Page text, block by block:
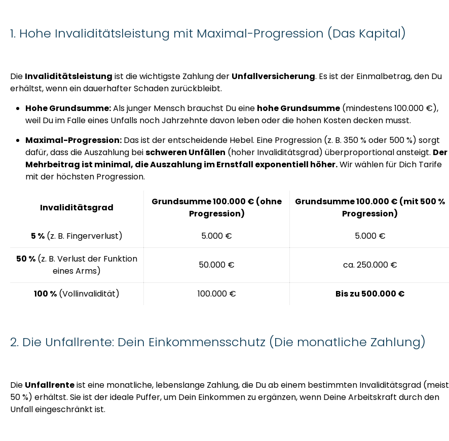
1. Hohe Invaliditätsleistung mit Maximal-Progression (Das Kapital)
Die Invaliditätsleistung ist die wichtigste Zahlung der Unfallversicherung. Es ist der Einmalbetrag, den Du
erhältst, wenn ein dauerhafter Schaden zurückbleibt.
Hohe Grundsumme:Als junger Mensch brauchst Du eine hohe Grundsumme (mindestens 100.000 €),
weil Du im Falle eines Unfalls noch Jahrzehnte davon leben oder die hohen Kosten decken musst.
Maximal-Progression: Das ist der entscheidende Hebel. Eine Progression (z. B. 350 % oder 500 %) sorgt
dafür, dass die Auszahlung beischweren Unfällen (hoher Invaliditätsgrad) überproportional ansteigt. Der
Mehrbeitrag ist minimal, die Auszahlung im Ernstfall exponentiell höher.Wir wählen für Dich Tarife
mit der höchsten Progression.
Invaliditätsgrad
Grundsumme 100.000 € (ohne
Progression)
Grundsumme 100.000 € (mit 500 %
Progression)
5 % (z. B. Fingerverlust) 5.000 €
5.000 €
50 % (z. B. Verlust der Funktion
eines Arms)
50.000 € ca. 250.000 €
100 % (Vollinvalidität) 100.000 € Bis zu 500.000 €
2. Die Unfallrente: Dein Einkommensschutz (Die monatliche Zahlung)
Die Unfallrenteist eine monatliche, lebenslange Zahlung, die Du ab einem bestimmten Invaliditätsgrad (meist
50 %) erhältst. Sie ist der ideale Puffer, um Dein Einkommen zu ergänzen, wenn Deine Arbeitskraft durch den
Unfall eingeschränkt ist.